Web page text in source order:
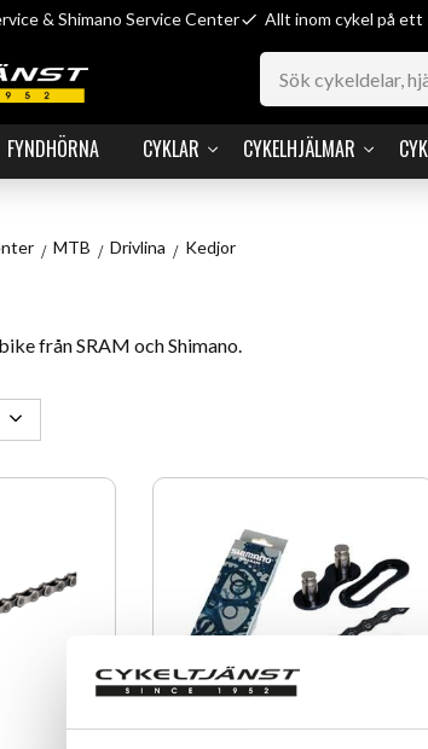
& Shimano Service Center Allt inom cykel på ett
FYNDHÖRNA CYKLAR CYKELHJÄLMAR
MTB Drivlina Kedjor
från SRAM och Shimano.